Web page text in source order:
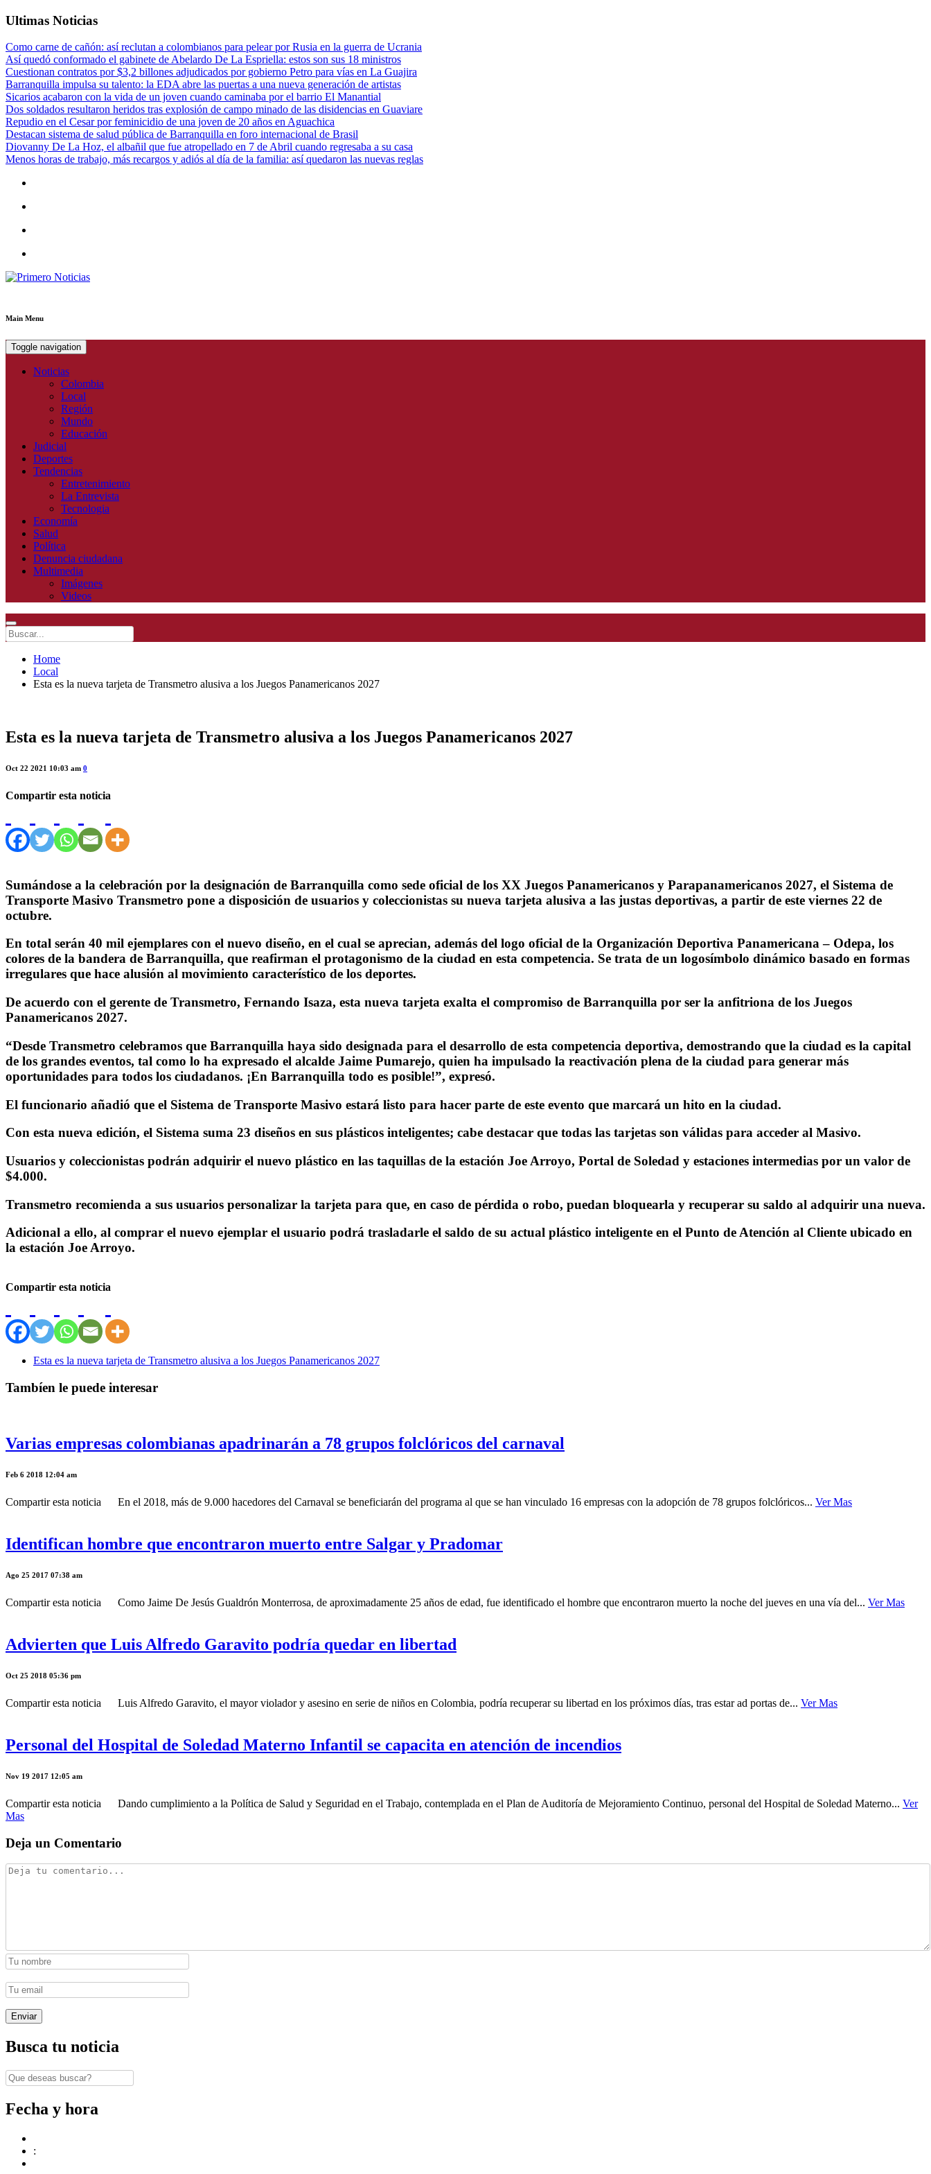
Ultimas Noticias
Como carne de cañón: así reclutan a colombianos para pelear por Rusia en la guerra de Ucrania
Así quedó conformado el gabinete de Abelardo De La Espriella: estos son sus 18 ministros
Cuestionan contratos por $3,2 billones adjudicados por gobierno Petro para vías en La Guajira
Barranquilla impulsa su talento: la EDA abre las puertas a una nueva generación de artistas
Sicarios acabaron con la vida de un joven cuando caminaba por el barrio El Manantial
Dos soldados resultaron heridos tras explosión de campo minado de las disidencias en Guaviare
Repudio en el Cesar por feminicidio de una joven de 20 años en Aguachica
Destacan sistema de salud pública de Barranquilla en foro internacional de Brasil
Diovanny De La Hoz, el albañil que fue atropellado en 7 de Abril cuando regresaba a su casa
Menos horas de trabajo, más recargos y adiós al día de la familia: así quedaron las nuevas reglas
Main Menu
Toggle navigation
Noticias
Colombia
Local
Región
Mundo
Educación
Judicial
Deportes
Tendencias
Entretenimiento
La Entrevista
Tecnologia
Economía
Salud
Política
Denuncia ciudadana
Multimedia
Imágenes
Videos
Home
Local
Esta es la nueva tarjeta de Transmetro alusiva a los Juegos Panamericanos 2027
Esta es la nueva tarjeta de Transmetro alusiva a los Juegos Panamericanos 2027
Oct 22 2021 10:03 am 0
Compartir esta noticia
Sumándose a la celebración por la designación de Barranquilla como sede oficial de los XX Juegos Panamericanos y Parapanamericanos 2027, el Sistema de
Transporte Masivo Transmetro pone a disposición de usuarios y coleccionistas su nueva tarjeta alusiva a las justas deportivas, a partir de este viernes 22 de
octubre.
En total serán 40 mil ejemplares con el nuevo diseño, en el cual se aprecian, además del logo oficial de la Organización Deportiva Panamericana – Odepa, los
colores de la bandera de Barranquilla, que reafirman el protagonismo de la ciudad en esta competencia. Se trata de un logosímbolo dinámico basado en formas
irregulares que hace alusión al movimiento característico de los deportes.
De acuerdo con el gerente de Transmetro, Fernando Isaza, esta nueva tarjeta exalta el compromiso de Barranquilla por ser la anfitriona de los Juegos
Panamericanos 2027.
“Desde Transmetro celebramos que Barranquilla haya sido designada para el desarrollo de esta competencia deportiva, demostrando que la ciudad es la capital
de los grandes eventos, tal como lo ha expresado el alcalde Jaime Pumarejo, quien ha impulsado la reactivación plena de la ciudad para generar más
oportunidades para todos los ciudadanos. ¡En Barranquilla todo es posible!”, expresó.
El funcionario añadió que el Sistema de Transporte Masivo estará listo para hacer parte de este evento que marcará un hito en la ciudad.
Con esta nueva edición, el Sistema suma 23 diseños en sus plásticos inteligentes; cabe destacar que todas las tarjetas son válidas para acceder al Masivo.
Usuarios y coleccionistas podrán adquirir el nuevo plástico en las taquillas de la estación Joe Arroyo, Portal de Soledad y estaciones intermedias por un valor de
$4.000.
Transmetro recomienda a sus usuarios personalizar la tarjeta para que, en caso de pérdida o robo, puedan bloquearla y recuperar su saldo al adquirir una nueva.
Adicional a ello, al comprar el nuevo ejemplar el usuario podrá trasladarle el saldo de su actual plástico inteligente en el Punto de Atención al Cliente ubicado en
la estación Joe Arroyo.
Compartir esta noticia
Esta es la nueva tarjeta de Transmetro alusiva a los Juegos Panamericanos 2027
Tambíen le puede interesar
Varias empresas colombianas apadrinarán a 78 grupos folclóricos del carnaval
Feb 6 2018 12:04 am
Compartir esta noticia En el 2018, más de 9.000 hacedores del Carnaval se beneficiarán del programa al que se han vinculado 16 empresas con la adopción de 78 grupos folclóricos... Ver Mas
Identifican hombre que encontraron muerto entre Salgar y Pradomar
Ago 25 2017 07:38 am
Compartir esta noticia Como Jaime De Jesús Gualdrón Monterrosa, de aproximadamente 25 años de edad, fue identificado el hombre que encontraron muerto la noche del jueves en una vía del... Ver Mas
Advierten que Luis Alfredo Garavito podría quedar en libertad
Oct 25 2018 05:36 pm
Compartir esta noticia Luis Alfredo Garavito, el mayor violador y asesino en serie de niños en Colombia, podría recuperar su libertad en los próximos días, tras estar ad portas de... Ver Mas
Personal del Hospital de Soledad Materno Infantil se capacita en atención de incendios
Nov 19 2017 12:05 am
Compartir esta noticia Dando cumplimiento a la Política de Salud y Seguridad en el Trabajo, contemplada en el Plan de Auditoría de Mejoramiento Continuo, personal del Hospital de Soledad Materno... Ver
Mas
Deja un Comentario
Busca tu noticia
Fecha y hora
: